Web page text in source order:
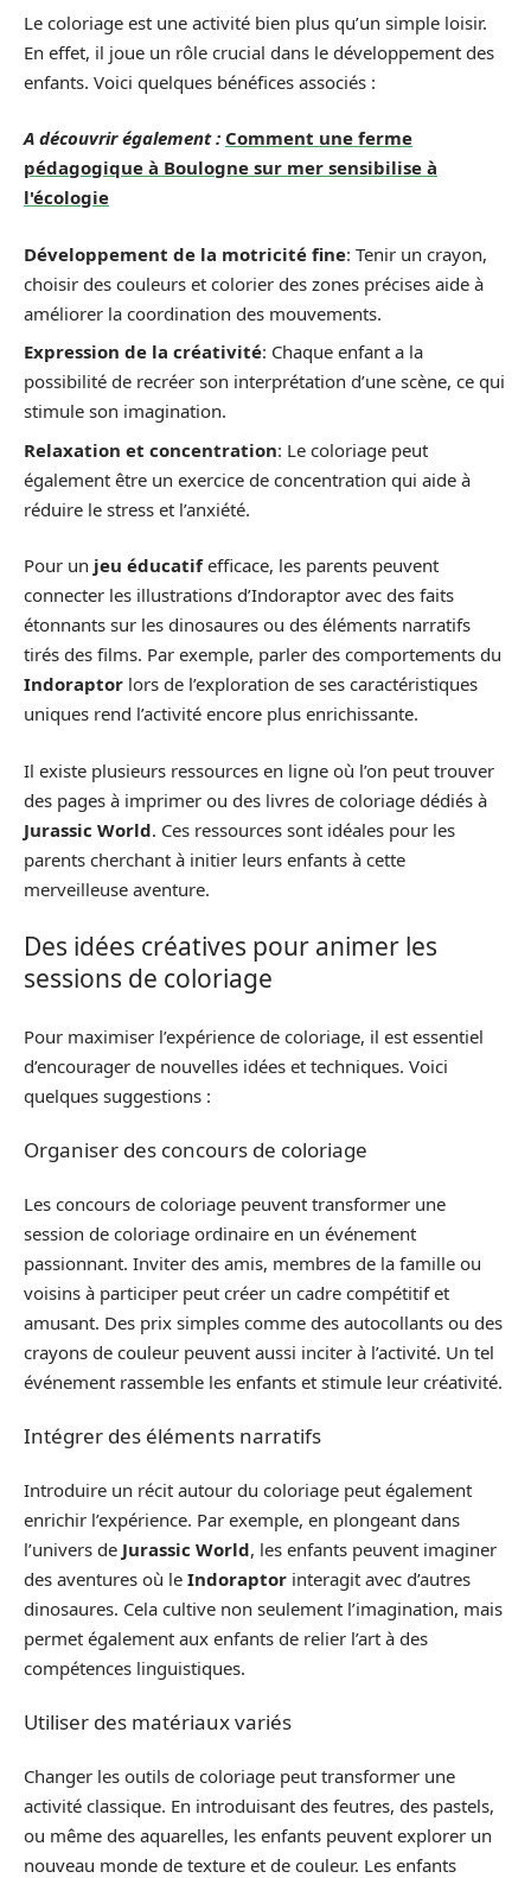
Le coloriage est une activité bien plus qu’un simple loisir.
En effet, il joue un rôle crucial dans le développement des
enfants. Voici quelques bénéfices associés :
A découvrir également : Comment une ferme
pédagogique à Boulogne sur mer sensibilise à
l'écologie
Développement de la motricité fine: Tenir un crayon,
choisir des couleurs et colorier des zones précises aide à
améliorer la coordination des mouvements.
Expression de la créativité: Chaque enfant a la
possibilité de recréer son interprétation d’une scène, ce qui
stimule son imagination.
Relaxation et concentration: Le coloriage peut
également être un exercice de concentration qui aide à
réduire le stress et l’anxiété.
Pour un jeu éducatifefficace, les parents peuvent
connecter les illustrations d’Indoraptor avec des faits
étonnants sur les dinosaures ou des éléments narratifs
tirés des films. Par exemple, parler des comportements du
Indoraptor lors de l’exploration de ses caractéristiques
uniques rend l’activité encore plus enrichissante.
Il existe plusieurs ressources en ligne où l’on peut trouver
des pages à imprimer ou des livres de coloriage dédiés à
Jurassic World. Ces ressources sont idéales pour les
parents cherchant à initier leurs enfants à cette
merveilleuse aventure.
Des idées créatives pour animer les
sessions de coloriage
Pour maximiser l’expérience de coloriage, il est essentiel
d’encourager de nouvelles idées et techniques. Voici
quelques suggestions :
Organiser des concours de coloriage
Les concours de coloriage peuvent transformer une
session de coloriage ordinaire en un événement
passionnant. Inviter des amis, membres de la famille ou
voisins à participer peut créer un cadre compétitif et
amusant. Des prix simples comme des autocollants ou des
crayons de couleur peuvent aussi inciter à l’activité. Un tel
événement rassemble les enfants et stimule leur créativité.
Intégrer des éléments narratifs
Introduire un récit autour du coloriage peut également
enrichir l’expérience. Par exemple, en plongeant dans
l’univers de Jurassic World, les enfants peuvent imaginer
des aventures où le Indoraptor interagit avec d’autres
dinosaures. Cela cultive non seulement l’imagination, mais
permet également aux enfants de relier l’art à des
compétences linguistiques.
Utiliser des matériaux variés
Changer les outils de coloriage peut transformer une
activité classique. En introduisant des feutres, des pastels,
ou même des aquarelles, les enfants peuvent explorer un
nouveau monde de texture et de couleur. Les enfants